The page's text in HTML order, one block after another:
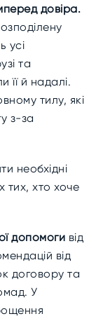
довіра.
усі
та
її й надалі.
тилу, які
з-за
необхідні
тих, хто хоче
допомоги від
від
договору та
У